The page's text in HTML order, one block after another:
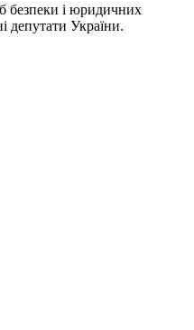
безпеки і юридичних
депутати України.